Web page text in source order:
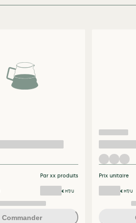
Par xx produits
€ HT/U
Commander
Prix unitaire
€ HT/U